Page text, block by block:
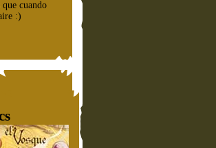
cuando
:)